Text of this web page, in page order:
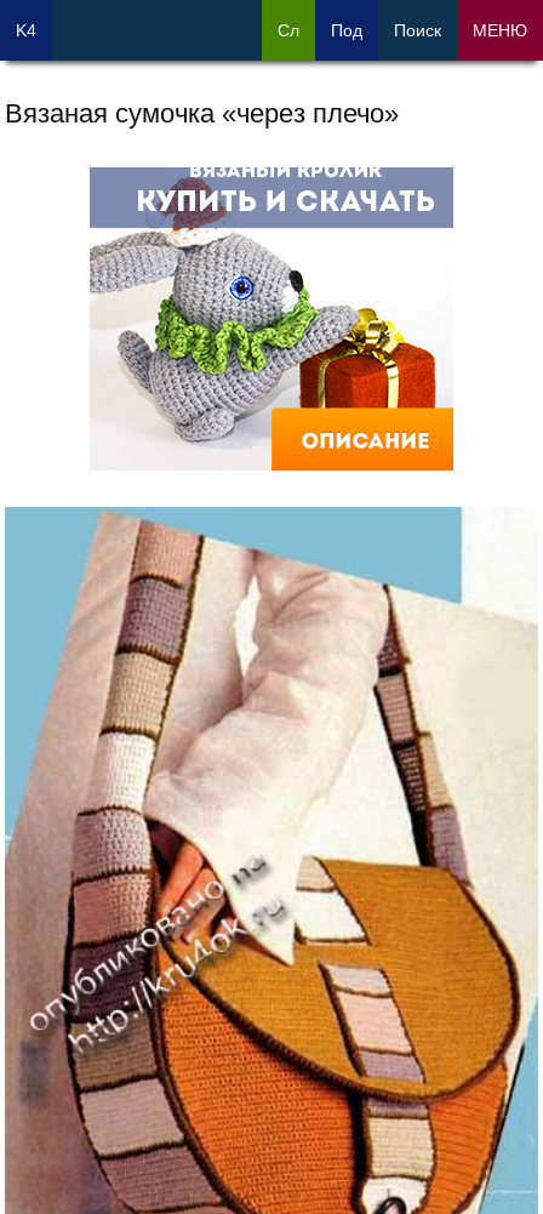
Вязаная сумочка «через плечо»
K4 Сл Под Поиск МЕНЮ